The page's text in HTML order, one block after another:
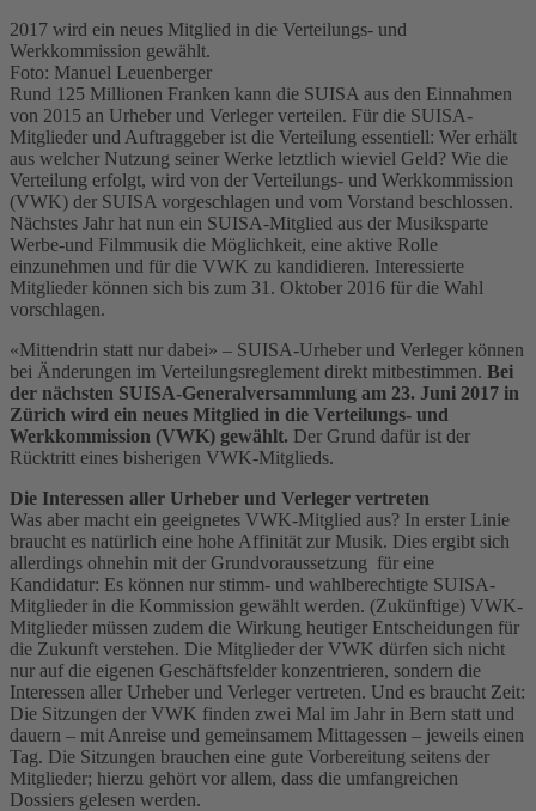
2017 wird ein neues Mitglied in die Verteilungs- und
Werkkommission gewählt.
Foto: Manuel Leuenberger
Rund 125 Millionen Franken kann die SUISA aus den Einnahmen
von 2015 an Urheber und Verleger verteilen. Für die SUISA-
Mitglieder und Auftraggeber ist die Verteilung essentiell: Wer erhält
aus welcher Nutzung seiner Werke letztlich wieviel Geld? Wie die
Verteilung erfolgt, wird von der Verteilungs- und Werkkommission
(VWK) der SUISA vorgeschlagen und vom Vorstand beschlossen.
Nächstes Jahr hat nun ein SUISA-Mitglied aus der Musiksparte
Werbe-und Filmmusik die Möglichkeit, eine aktive Rolle
einzunehmen und für die VWK zu kandidieren. Interessierte
Mitglieder können sich bis zum 31. Oktober 2016 für die Wahl
vorschlagen.
«Mittendrin statt nur dabei» – SUISA-Urheber und Verleger können
bei Änderungen im Verteilungsreglement direkt mitbestimmen. Bei
der nächsten SUISA-Generalversammlung am 23. Juni 2017 in
Zürich wird ein neues Mitglied in die Verteilungs- und
Werkkommission (VWK) gewählt. Der Grund dafür ist der
Rücktritt eines bisherigen VWK-Mitglieds.
Die Interessen aller Urheber und Verleger vertreten
Was aber macht ein geeignetes VWK-Mitglied aus? In erster Linie
braucht es natürlich eine hohe Affinität zur Musik. Dies ergibt sich
allerdings ohnehin mit der Grundvoraussetzung für eine
Kandidatur: Es können nur stimm- und wahlberechtigte SUISA-
Mitglieder in die Kommission gewählt werden. (Zukünftige) VWK-
Mitglieder müssen zudem die Wirkung heutiger Entscheidungen für
die Zukunft verstehen. Die Mitglieder der VWK dürfen sich nicht
nur auf die eigenen Geschäftsfelder konzentrieren, sondern die
Interessen aller Urheber und Verleger vertreten. Und es braucht Zeit:
Die Sitzungen der VWK finden zwei Mal im Jahr in Bern statt und
dauern – mit Anreise und gemeinsamem Mittagessen – jeweils einen
Tag. Die Sitzungen brauchen eine gute Vorbereitung seitens der
Mitglieder; hierzu gehört vor allem, dass die umfangreichen
Dossiers gelesen werden.